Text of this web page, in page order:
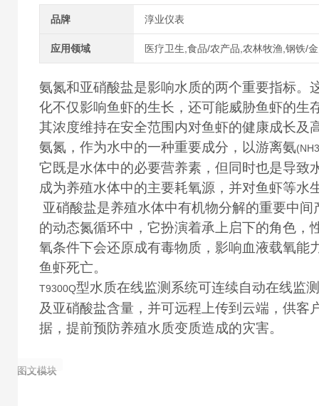
品牌 淳业仪表
应用领域 医疗卫生,食品/农产品,农林牧渔,钢铁/
氨氮和亚硝酸盐是影响水质的两个重要指标。
化不仅影响鱼虾的生长，还可能威胁鱼虾的生
其浓度维持在安全范围内对鱼虾的健康成长及
氨氮，作为水中的一种重要成分，以游离氨
它既是水体中的必要营养素，但同时也是导致
成为养殖水体中的主要耗氧源，并对鱼虾等水
亚硝酸盐是养殖水体中有机物分解的重要中间
的动态氮循环中，它扮演着承上启下的角色，
氧条件下会还原成有毒物质，影响血液载氧能
鱼虾死亡。
T9300Q型水质在线监测系统可连续自动在线监
及亚硝酸盐含量，并可远程上传到云端，供客
据，提前预防养殖水质变质造成的灾害。
图文模块
图文模块
图文模块
图文模块
图文模块
图文模块
图文模块
图文模块
图文模块
图文模块